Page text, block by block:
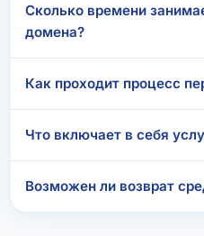
Сколько времени
домена?
Как проходит процесс
Что включает в себя
Возможен ли возврат